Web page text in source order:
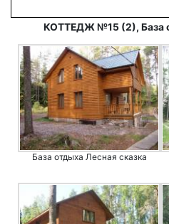
КОТТЕДЖ №15 (2), База
База отдыха Лесная сказка